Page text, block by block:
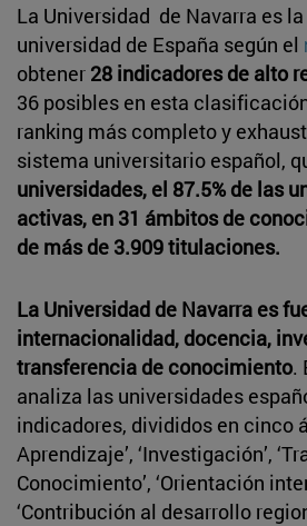
La Universidad de Navarra es
universidad de España según el
obtener 28 indicadores de alto
36 posibles en esta
ranking más completo y
sistema universitario español,
universidades, el 87.5% de las
activas, en 31 ámbitos de
de más de 3.909 titulaciones.
La Universidad de Navarra es
internacionalidad, docencia,
transferencia de conocimiento.
analiza las universidades
indicadores, divididos en cinco
Aprendizaje’, ‘Investigación’,
Conocimiento’, ‘Orientación
‘Contribución al desarrollo